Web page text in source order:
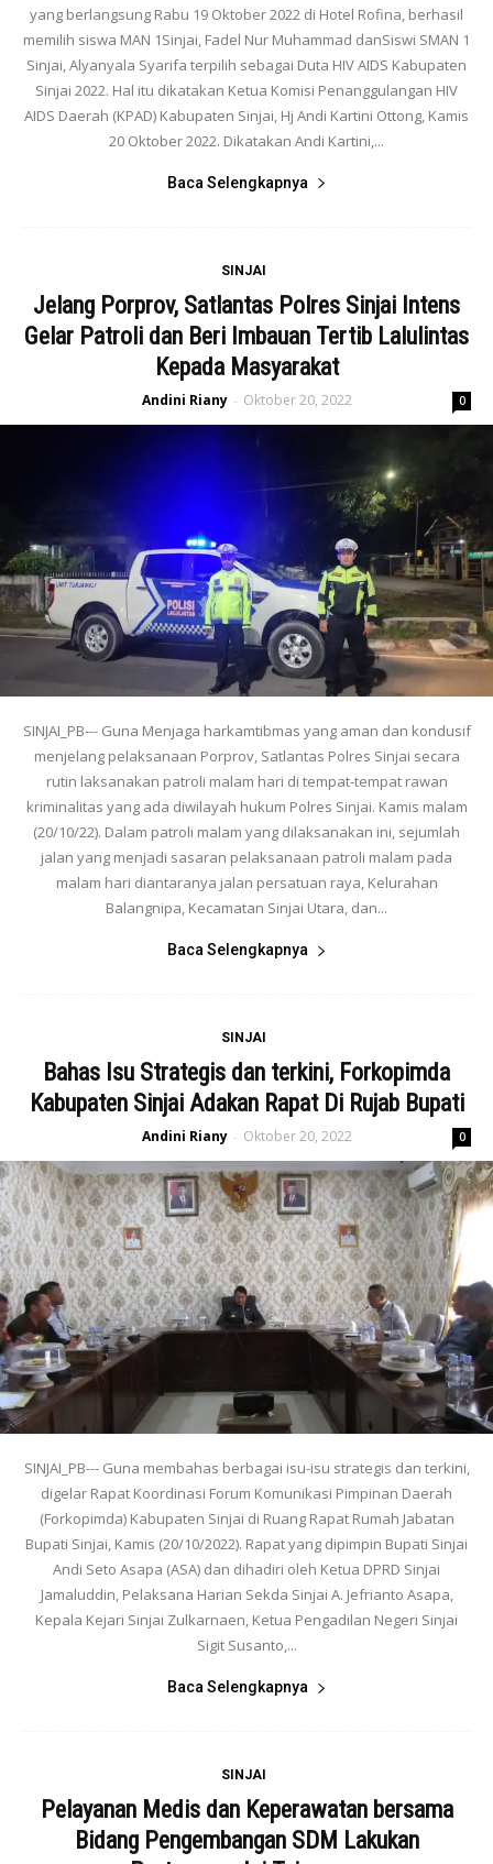
yang berlangsung Rabu 19 Oktober 2022 di Hotel Rofina, berhasil
memilih siswa MAN 1Sinjai, Fadel Nur Muhammad danSiswi SMAN 1
Sinjai, Alyanyala Syarifa terpilih sebagai Duta HIV AIDS Kabupaten
Sinjai 2022. Hal itu dikatakan Ketua Komisi Penanggulangan HIV
AIDS Daerah (KPAD) Kabupaten Sinjai, Hj Andi Kartini Ottong, Kamis
20 Oktober 2022. Dikatakan Andi Kartini,...
Baca Selengkapnya
SINJAI
Jelang Porprov, Satlantas Polres Sinjai Intens
Gelar Patroli dan Beri Imbauan Tertib Lalulintas
Kepada Masyarakat
Andini Riany - Oktober 20, 2022 0
SINJAI_PB--- Guna Menjaga harkamtibmas yang aman dan kondusif
menjelang pelaksanaan Porprov, Satlantas Polres Sinjai secara
rutin laksanakan patroli malam hari di tempat-tempat rawan
kriminalitas yang ada diwilayah hukum Polres Sinjai. Kamis malam
(20/10/22). Dalam patroli malam yang dilaksanakan ini, sejumlah
jalan yang menjadi sasaran pelaksanaan patroli malam pada
malam hari diantaranya jalan persatuan raya, Kelurahan
Balangnipa, Kecamatan Sinjai Utara, dan...
Baca Selengkapnya
SINJAI
Bahas Isu Strategis dan terkini, Forkopimda
Kabupaten Sinjai Adakan Rapat Di Rujab Bupati
Andini Riany - Oktober 20, 2022 0
SINJAI_PB--- Guna membahas berbagai isu-isu strategis dan terkini,
digelar Rapat Koordinasi Forum Komunikasi Pimpinan Daerah
(Forkopimda) Kabupaten Sinjai di Ruang Rapat Rumah Jabatan
Bupati Sinjai, Kamis (20/10/2022). Rapat yang dipimpin Bupati Sinjai
Andi Seto Asapa (ASA) dan dihadiri oleh Ketua DPRD Sinjai
Jamaluddin, Pelaksana Harian Sekda Sinjai A. Jefrianto Asapa,
Kepala Kejari Sinjai Zulkarnaen, Ketua Pengadilan Negeri Sinjai
Sigit Susanto,...
Baca Selengkapnya
SINJAI
Pelayanan Medis dan Keperawatan bersama
Bidang Pengembangan SDM Lakukan